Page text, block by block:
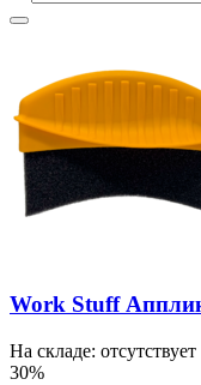
Work Stuff
На складе: отсутствует
30%